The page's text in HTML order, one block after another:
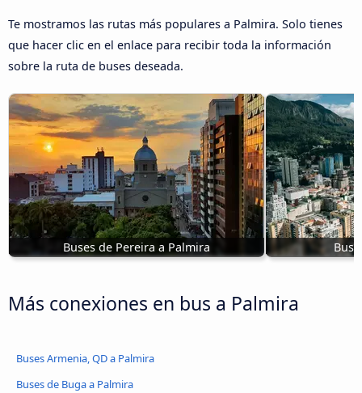
Te mostramos las rutas más populares a Palmira. Solo tienes
que hacer clic en el enlace para recibir toda la información
sobre la ruta de buses deseada.
Buses de Pereira a Palmira
Más conexiones en bus a Palmira
Buses Armenia, QD a Palmira
Buses de Buga a Palmira